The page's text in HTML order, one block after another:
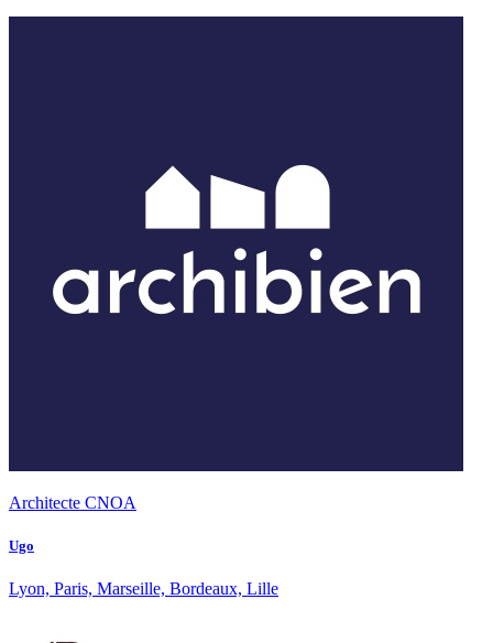
Architecte CNOA
Ugo
Lyon, Paris, Marseille, Bordeaux, Lille